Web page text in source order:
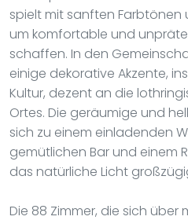
spielt mit sanften Farbtönen
um komfortable und
schaffen. In den
einige dekorative Akzente,
Kultur, dezent an die
Ortes. Die geräumige und
sich zu einem einladenden
gemütlichen Bar und einem
das natürliche Licht
Die 88 Zimmer, die sich über